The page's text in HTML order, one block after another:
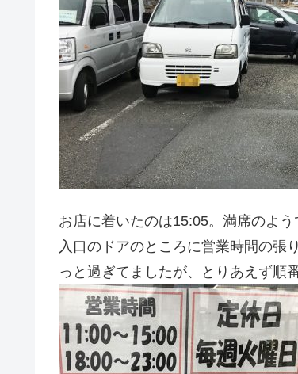
お店に着いたのは15:05。満席のよう
入口のドアのところに営業時間の張
っと過ぎてましたが、とりあえず順